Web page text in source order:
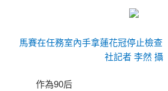
馬賽在任務室內手拿蓮花冠停止檢查
社記者 李然 攝
作為90后